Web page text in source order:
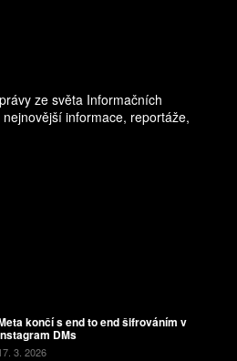
ze světa Informačních
informace, reportáže,
končí s end to end šifrováním v
DMs
3. 2026